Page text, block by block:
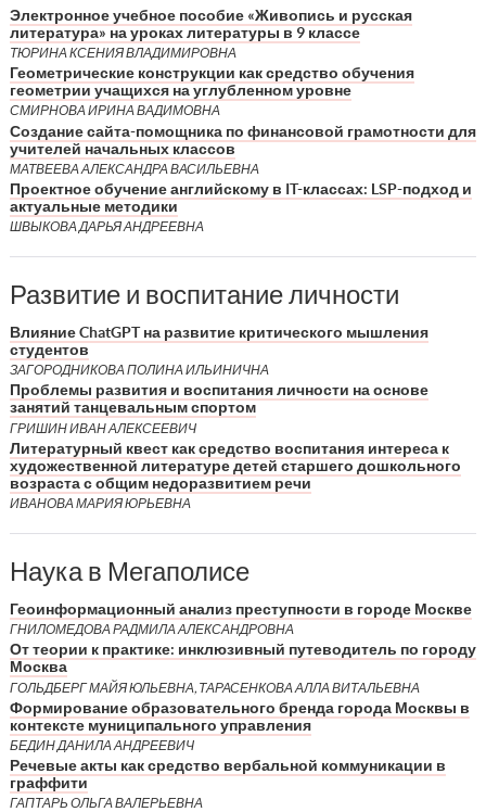
Электронное учебное пособие «Живопись и русская
литература» на уроках литературы в 9 классе
ТЮРИНА КСЕНИЯ ВЛАДИМИРОВНА
Геометрические конструкции как средство обучения
геометрии учащихся на углубленном уровне
СМИРНОВА ИРИНА ВАДИМОВНА
Создание сайта-помощника по финансовой грамотности для
учителей начальных классов
МАТВЕЕВА АЛЕКСАНДРА ВАСИЛЬЕВНА
Проектное обучение английскому в IT-классах: LSP-подход и
актуальные методики
ШВЫКОВА ДАРЬЯ АНДРЕЕВНА
Развитие и воспитание личности
Влияние ChatGPT на развитие критического мышления
студентов
ЗАГОРОДНИКОВА ПОЛИНА ИЛЬИНИЧНА
Проблемы развития и воспитания личности на основе
занятий танцевальным спортом
ГРИШИН ИВАН АЛЕКСЕЕВИЧ
Литературный квест как средство воспитания интереса к
художественной литературе детей старшего дошкольного
возраста с общим недоразвитием речи
ИВАНОВА МАРИЯ ЮРЬЕВНА
Наука в Мегаполисе
Геоинформационный анализ преступности в городе Москве
ГНИЛОМЕДОВА РАДМИЛА АЛЕКСАНДРОВНА
От теории к практике: инклюзивный путеводитель по городу
Москва
ГОЛЬДБЕРГ МАЙЯ ЮЛЬЕВНА, ТАРАСЕНКОВА АЛЛА ВИТАЛЬЕВНА
Формирование образовательного бренда города Москвы в
контексте муниципального управления
БЕДИН ДАНИЛА АНДРЕЕВИЧ
Речевые акты как средство вербальной коммуникации в
граффити
ГАПТАРЬ ОЛЬГА ВАЛЕРЬЕВНА